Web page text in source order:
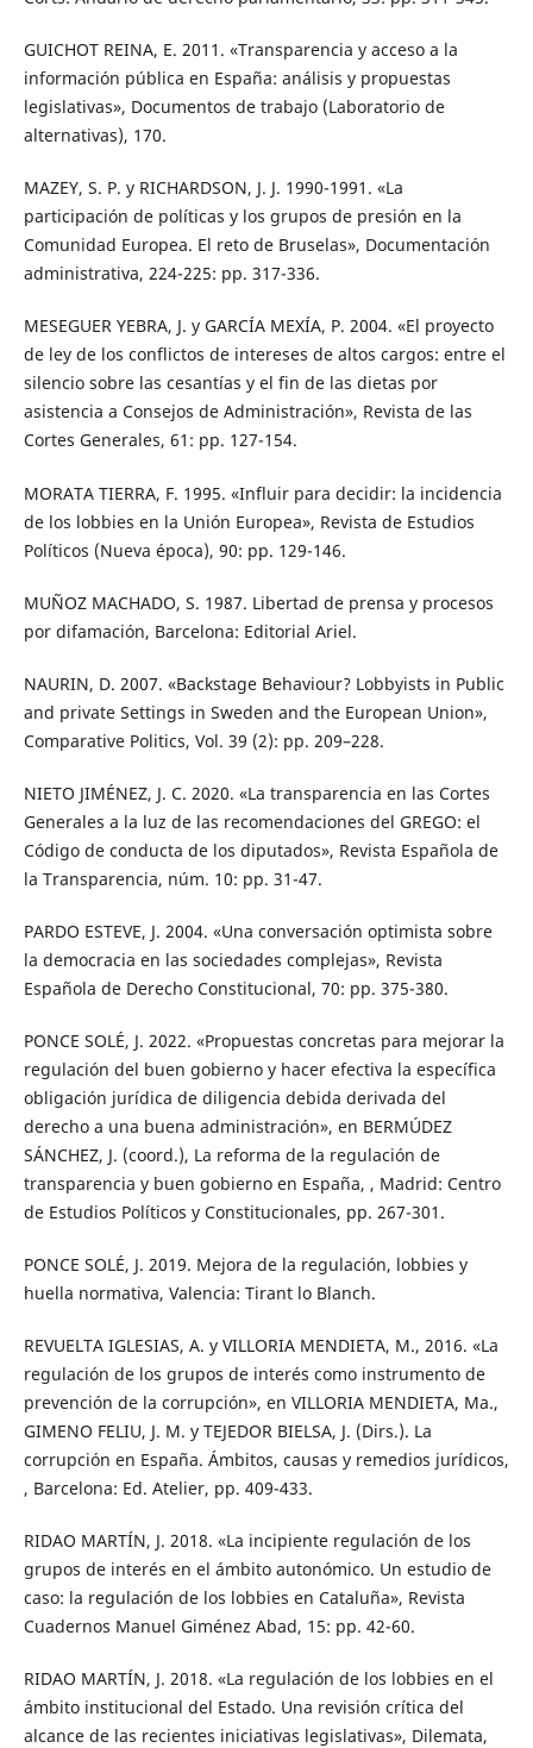
GUICHOT REINA, E. 2011. «Transparencia y acceso a la
información pública en España: análisis y propuestas
legislativas», Documentos de trabajo (Laboratorio de
alternativas), 170.
MAZEY, S. P. y RICHARDSON, J. J. 1990-1991. «La
participación de políticas y los grupos de presión en la
Comunidad Europea. El reto de Bruselas», Documentación
administrativa, 224-225: pp. 317-336.
MESEGUER YEBRA, J. y GARCÍA MEXÍA, P. 2004. «El proyecto
de ley de los conflictos de intereses de altos cargos: entre el
silencio sobre las cesantías y el fin de las dietas por
asistencia a Consejos de Administración», Revista de las
Cortes Generales, 61: pp. 127-154.
MORATA TIERRA, F. 1995. «Influir para decidir: la incidencia
de los lobbies en la Unión Europea», Revista de Estudios
Políticos (Nueva época), 90: pp. 129-146.
MUÑOZ MACHADO, S. 1987. Libertad de prensa y procesos
por difamación, Barcelona: Editorial Ariel.
NAURIN, D. 2007. «Backstage Behaviour? Lobbyists in Public
and private Settings in Sweden and the European Union»,
Comparative Politics, Vol. 39 (2): pp. 209–228.
NIETO JIMÉNEZ, J. C. 2020. «La transparencia en las Cortes
Generales a la luz de las recomendaciones del GREGO: el
Código de conducta de los diputados», Revista Española de
la Transparencia, núm. 10: pp. 31-47.
PARDO ESTEVE, J. 2004. «Una conversación optimista sobre
la democracia en las sociedades complejas», Revista
Española de Derecho Constitucional, 70: pp. 375-380.
PONCE SOLÉ, J. 2022. «Propuestas concretas para mejorar la
regulación del buen gobierno y hacer efectiva la específica
obligación jurídica de diligencia debida derivada del
derecho a una buena administración», en BERMÚDEZ
SÁNCHEZ, J. (coord.), La reforma de la regulación de
transparencia y buen gobierno en España, , Madrid: Centro
de Estudios Políticos y Constitucionales, pp. 267-301.
PONCE SOLÉ, J. 2019. Mejora de la regulación, lobbies y
huella normativa, Valencia: Tirant lo Blanch.
REVUELTA IGLESIAS, A. y VILLORIA MENDIETA, M., 2016. «La
regulación de los grupos de interés como instrumento de
prevención de la corrupción», en VILLORIA MENDIETA, Ma.,
GIMENO FELIU, J. M. y TEJEDOR BIELSA, J. (Dirs.). La
corrupción en España. Ámbitos, causas y remedios jurídicos,
, Barcelona: Ed. Atelier, pp. 409-433.
RIDAO MARTÍN, J. 2018. «La incipiente regulación de los
grupos de interés en el ámbito autonómico. Un estudio de
caso: la regulación de los lobbies en Cataluña», Revista
Cuadernos Manuel Giménez Abad, 15: pp. 42-60.
RIDAO MARTÍN, J. 2018. «La regulación de los lobbies en el
ámbito institucional del Estado. Una revisión crítica del
alcance de las recientes iniciativas legislativas», Dilemata,